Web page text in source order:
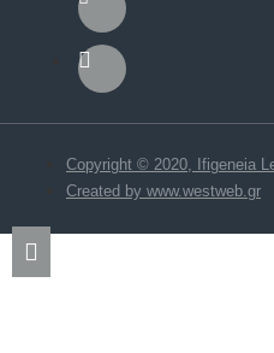
Copyright © 2020, Ifigeneia
Created by www.westweb.gr